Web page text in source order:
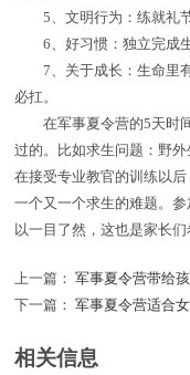
5、文明行为：练就礼节
6、好习惯：独立完成生
7、关于成长：生命里有
必扛。
在军事夏令营的5天时间
过的。比如求生问题：野
在接受专业教官的训练以
一个又一个求生的难题。
以一目了然，这也是家长们
上一篇： 军事夏令营带给
下一篇： 军事夏令营适合
相关信息